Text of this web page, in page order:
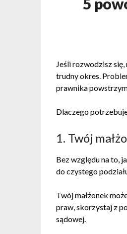
Jeśli rozwodzisz
trudny okres.
prawnika
Dlaczego
1. Twój
Bez względu na to,
do czystego
Twój małżonek
praw, skorzystaj z
sądowej.